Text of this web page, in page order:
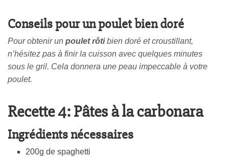
Conseils pour un poulet bien doré
Pour obtenir un poulet rôtibien doré et croustillant,
n’hésitez pas à finir la cuisson avec quelques minutes
sous le gril. Cela donnera une peau impeccable à votre
poulet.
Recette 4: Pâtes à la carbonara
Ingrédients nécessaires
200g de spaghetti